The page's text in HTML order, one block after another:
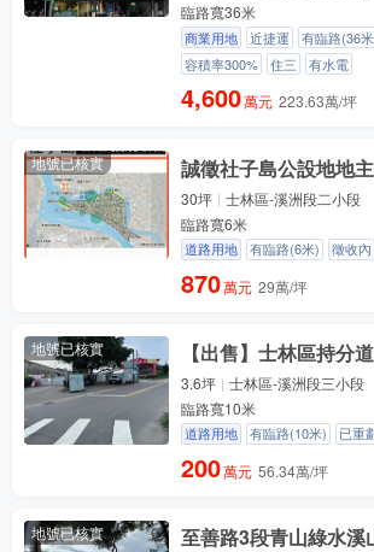
臨路寬36米
商業用地 近捷運 有臨路(36
容積率300%
住三 有水電
4,600萬元 223.63萬/坪
地號已核實 誠徵社子島公設地地主
30坪
士林區-溪洲段二小段
臨路寬6米
道路用地 有臨路(6米) 徵收內
870萬元 29萬/坪
地號已核實 【出售】士林區持分
3.6坪
士林區-溪洲段三小段
臨路寬10米
道路用地 有臨路(10米) 已重
200萬元 56.34萬/坪
地號已核實
至善路3段青山綠水溪